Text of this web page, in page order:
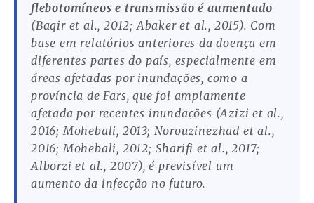
flebotomíneos e transmissão é aumentado
(Baqir et al., 2012; Abaker et al., 2015). Com
base em relatórios anteriores da doença em
diferentes partes do país, especialmente em
áreas afetadas por inundações, como a
província de Fars, que foi amplamente
afetada por recentes inundações (Azizi et al.,
2016; Mohebali, 2013; Norouzinezhad et al.,
2016; Mohebali, 2012; Sharifi et al., 2017;
Alborzi et al., 2007), é previsível um
aumento da infecção no futuro.